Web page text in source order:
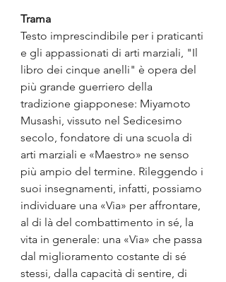
Trama
Testo imprescindibile per i praticanti
e gli appassionati di arti marziali, "Il
libro dei cinque anelli" è opera del
più grande guerriero della
tradizione giapponese: Miyamoto
Musashi, vissuto nel Sedicesimo
secolo, fondatore di una scuola di
arti marziali e «Maestro» ne senso
più ampio del termine. Rileggendo i
suoi insegnamenti, infatti, possiamo
individuare una «Via» per affrontare,
al di là del combattimento in sé, la
vita in generale: una «Via» che passa
dal miglioramento costante di sé
stessi, dalla capacità di sentire, di